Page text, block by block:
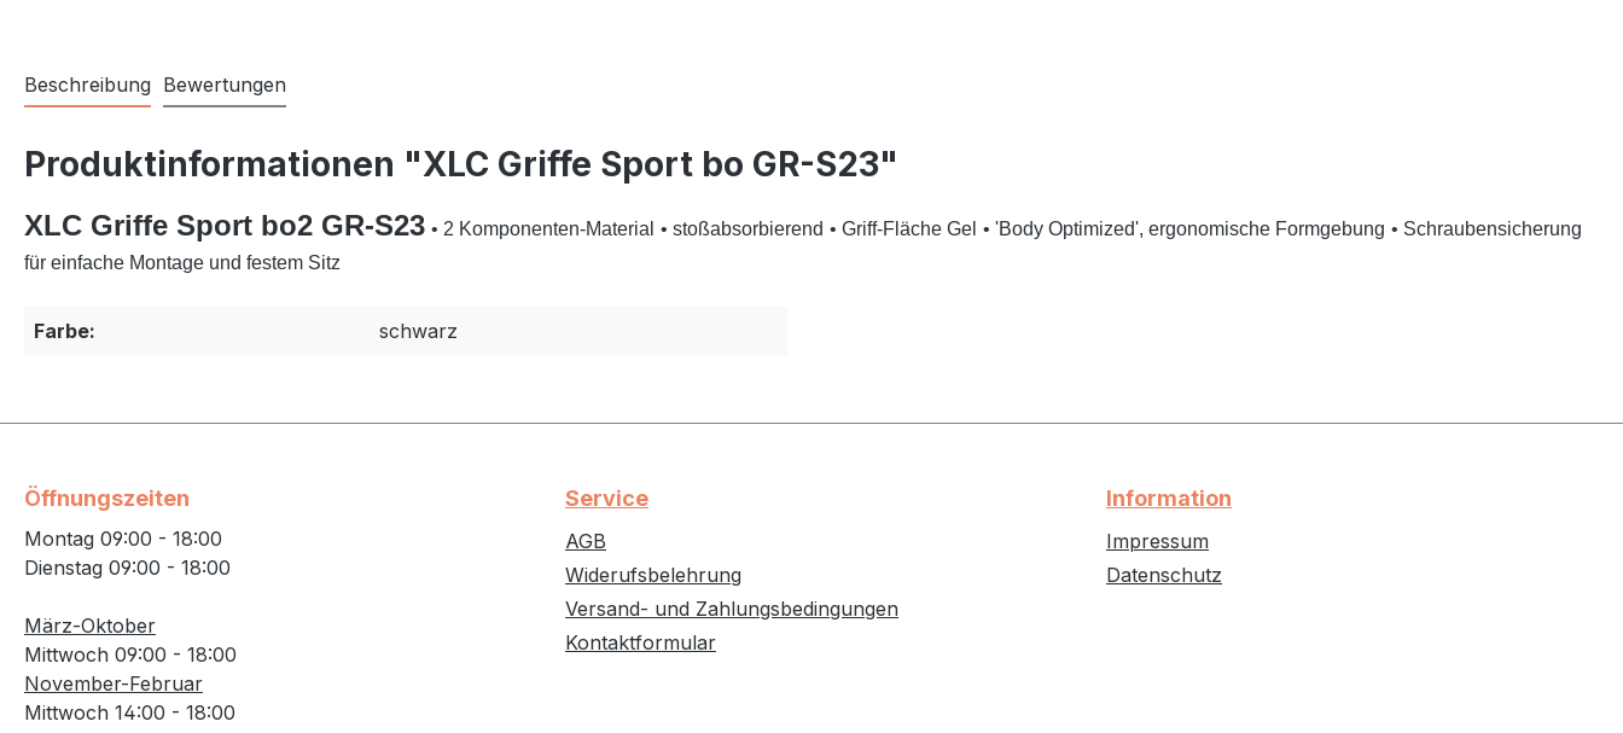
Beschreibung Bewertungen
Produktinformationen "XLC Griffe Sport bo GR-S23"
XLC Griffe Sport bo2 GR-S23 • 2 Komponenten-Material • stoßabsorbierend • Griff-Fläche Gel • 'Body Optimized', ergonomische Formgebung • Schraubensicherung
für einfache Montage und festem Sitz
Farbe: schwarz
Öffnungszeiten
Montag 09:00 - 18:00
Dienstag 09:00 - 18:00
März-Oktober
Mittwoch 09:00 - 18:00
November-Februar
Mittwoch 14:00 - 18:00
Service
AGB
Widerufsbelehrung
Versand- und Zahlungsbedingungen
Kontaktformular
Information
Impressum
Datenschutz